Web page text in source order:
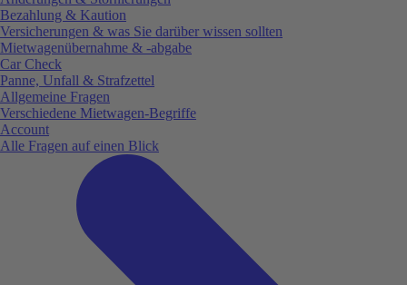
Bezahlung & Kaution
Versicherungen & was Sie darüber wissen sollten
Mietwagenübernahme & -abgabe
Car Check
Panne, Unfall & Strafzettel
Allgemeine Fragen
Verschiedene Mietwagen-Begriffe
Account
Alle Fragen auf einen Blick